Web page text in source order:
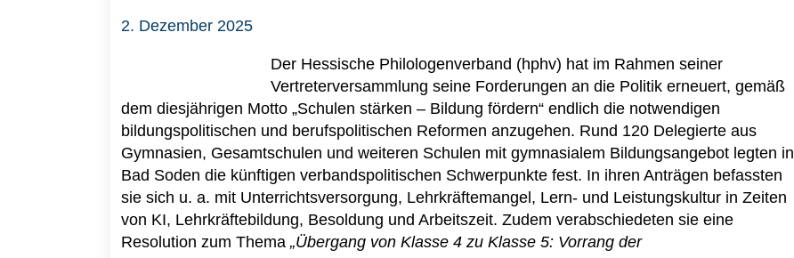
2. Dezember 2025
Der Hessische Philologenverband (hphv) hat im Rahmen seiner
Vertreterversammlung seine Forderungen an die Politik erneuert, gemäß
dem diesjährigen Motto „Schulen stärken – Bildung fördern“ endlich die notwendigen
bildungspolitischen und berufspolitischen Reformen anzugehen. Rund 120 Delegierte aus
Gymnasien, Gesamtschulen und weiteren Schulen mit gymnasialem Bildungsangebot legten in
Bad Soden die künftigen verbandspolitischen Schwerpunkte fest. In ihren Anträgen befassten
sie sich u. a. mit Unterrichtsversorgung, Lehrkräftemangel, Lern- und Leistungskultur in Zeiten
von KI, Lehrkräftebildung, Besoldung und Arbeitszeit. Zudem verabschiedeten sie eine
Resolution zum Thema „Übergang von Klasse 4 zu Klasse 5: Vorrang der